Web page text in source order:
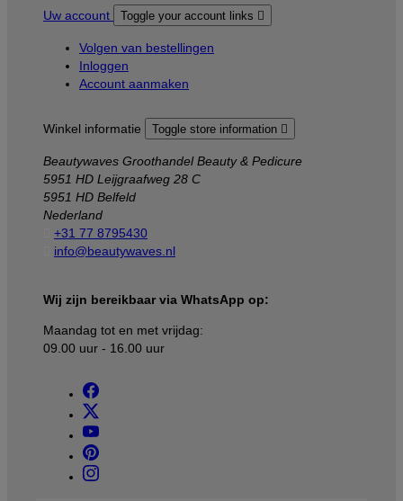
Uw account Toggle your account links 
Volgen van bestellingen
Inloggen
Account aanmaken
Winkel informatie Toggle store information 
Beautywaves Groothandel Beauty & Pedicure
5951 HD Leijgraafweg 28 C
5951 HD Belfeld
Nederland
+31 77 8795430
info@beautywaves.nl
Wij zijn bereikbaar via WhatsApp op:
Maandag tot en met vrijdag:
09.00 uur - 16.00 uur